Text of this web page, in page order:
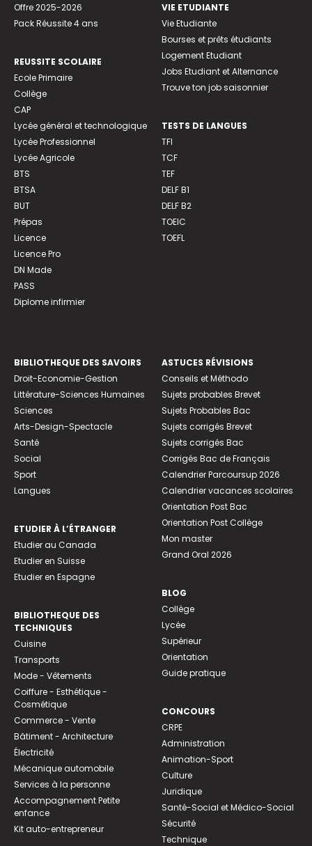
Offre 2025-2026
Pack Réussite 4 ans
REUSSITE SCOLAIRE
Ecole Primaire
Collège
CAP
Lycée général et technologique
Lycée Professionnel
Lycée Agricole
BTS
BTSA
BUT
Prépas
Licence
Licence Pro
DN Made
PASS
Diplome infirmier
VIE ETUDIANTE
Vie Etudiante
Bourses et prêts étudiants
Logement Etudiant
Jobs Etudiant et Alternance
Trouve ton job saisonnier
TESTS DE LANGUES
TFI
TCF
TEF
DELF B1
DELF B2
TOEIC
TOEFL
BIBLIOTHEQUE DES SAVOIRS
Droit-Economie-Gestion
Littérature-Sciences Humaines
Sciences
Arts-Design-Spectacle
Santé
Social
Sport
Langues
ETUDIER À L’ÉTRANGER
Etudier au Canada
Etudier en Suisse
Etudier en Espagne
BIBLIOTHEQUE DES
TECHNIQUES
Cuisine
Transports
Mode - Vêtements
Coiffure - Esthétique -
Cosmétique
Commerce - Vente
Bâtiment - Architecture
Électricité
Mécanique automobile
Services à la personne
Accompagnement Petite
enfance
Kit auto-entrepreneur
ASTUCES RÉVISIONS
Conseils et Méthodo
Sujets probables Brevet
Sujets Probables Bac
Sujets corrigés Brevet
Sujets corrigés Bac
Corrigés Bac de Français
Calendrier Parcoursup 2026
Calendrier vacances scolaires
Orientation Post Bac
Orientation Post Collège
Mon master
Grand Oral 2026
BLOG
Collège
Lycée
Supérieur
Orientation
Guide pratique
CONCOURS
CRPE
Administration
Animation-Sport
Culture
Juridique
Santé-Social et Médico-Social
Sécurité
Technique